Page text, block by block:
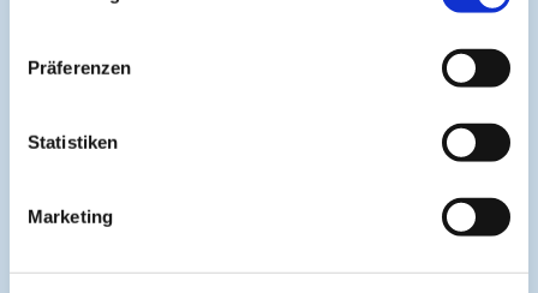
Präferenzen
Statistiken
Marketing